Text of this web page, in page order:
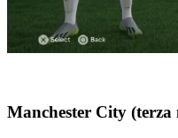
Manchester City (terza